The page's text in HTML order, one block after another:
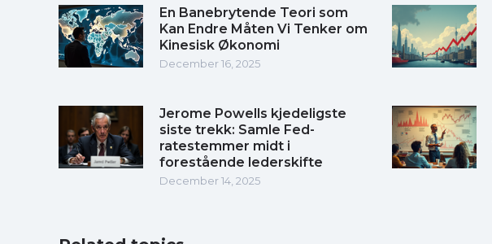
En Banebrytende Teori som
Kan Endre Måten Vi Tenker om
Kinesisk Økonomi
December 16, 2025
Jerome Powells kjedeligste
siste trekk: Samle Fed-
ratestemmer midt i
forestående lederskifte
December 14, 2025